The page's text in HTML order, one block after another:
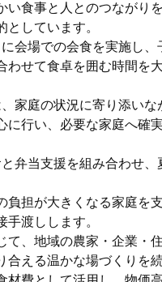
い食事と人とのつながりを
としています。
会場での会食を実施し、
わせて食卓を囲む時間を大
家庭の状況に寄り添いな
に行い、必要な家庭へ確実
弁当支援を組み合わせ
負担が大きくなる家庭を
手渡しします。
て、地域の農家・企業・
合える温かな場づくりを続